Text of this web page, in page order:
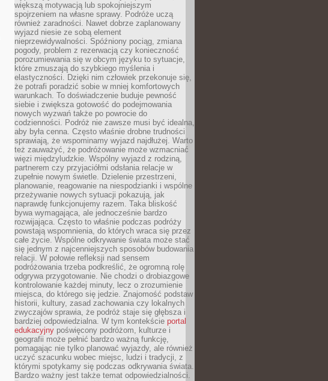
większą motywacją lub spokojniejszym
spojrzeniem na własne sprawy. Podróże uczą
również zaradności. Nawet dobrze zaplanowany
wyjazd niesie ze sobą element
nieprzewidywalności. Spóźniony pociąg, zmiana
pogody, problem z rezerwacją czy konieczność
porozumiewania się w obcym języku to sytuacje,
które zmuszają do szybkiego myślenia i
elastyczności. Dzięki nim człowiek przekonuje się,
że potrafi poradzić sobie w mniej komfortowych
warunkach. To doświadczenie buduje pewność
siebie i zwiększa gotowość do podejmowania
nowych wyzwań także po powrocie do
codzienności. Podróż nie zawsze musi być idealna,
aby była cenna. Często właśnie drobne trudności
sprawiają, że wspominamy wyjazd najdłużej. Warto
też zauważyć, że podróżowanie może wzmacniać
więzi międzyludzkie. Wspólny wyjazd z rodziną,
partnerem czy przyjaciółmi odsłania relacje w
zupełnie nowym świetle. Dzielenie przestrzeni,
planowanie, reagowanie na niespodzianki i wspólne
przeżywanie nowych sytuacji pokazują, jak
naprawdę funkcjonujemy razem. Taka bliskość
bywa wymagająca, ale jednocześnie bardzo
rozwijająca. Często to właśnie podczas podróży
powstają wspomnienia, do których wraca się przez
całe życie. Wspólne odkrywanie świata może stać
się jednym z najcenniejszych sposobów budowania
relacji. W połowie refleksji nad sensem
podróżowania trzeba podkreślić, że ogromną rolę
odgrywa przygotowanie. Nie chodzi o drobiazgowe
kontrolowanie każdej minuty, lecz o zrozumienie
miejsca, do którego się jedzie. Znajomość podstaw
historii, kultury, zasad zachowania czy lokalnych
zwyczajów sprawia, że podróż staje się głębsza i
bardziej odpowiedzialna. W tym kontekście portal
edukacyjny poświęcony podróżom, kulturze i
geografii może pełnić bardzo ważną funkcję,
pomagając nie tylko planować wyjazdy, ale również
uczyć szacunku wobec miejsc, ludzi i tradycji, z
którymi spotykamy się podczas odkrywania świata.
Bardzo ważny jest także temat odpowiedzialności.